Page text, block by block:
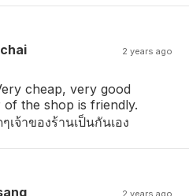
2 years ago
cheap, very good
the shop is friendly.
จ้าของร้านเป็นกันเอง